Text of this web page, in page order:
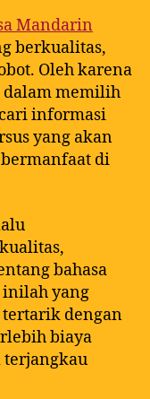
Mandarin
berkualitas,
Oleh karena
dalam memilih
informasi
yang akan
di
bahasa
yang
dengan
biaya
terjangkau